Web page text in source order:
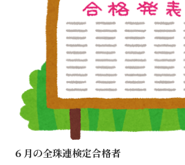
６月の全珠連検定合格者